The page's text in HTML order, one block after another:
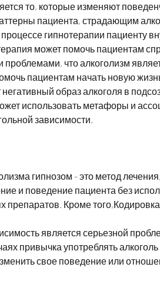
то, которые изменяют
пациента, страдающим
гипнотерапии пациенту
может помочь пациентам
что алкоголизм
пациентам начать новую
образ алкоголя в
использовать метафоры и
зависимости.
гипнозом - это метод
и поведение пациента без
препаратов. Кроме
является серьезной
привычка употреблять
свое поведение или